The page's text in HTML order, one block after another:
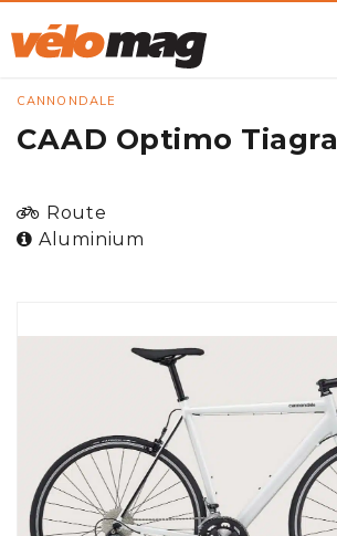
CANNONDALE
CAAD Optimo Tiagra
Route
Aluminium